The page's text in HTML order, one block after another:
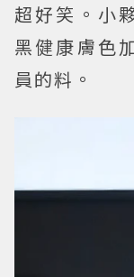
超好笑。小
黑健康膚色
員的料。